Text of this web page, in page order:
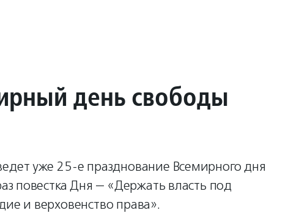
день свободы
уже 25-е празднование Всемирного дня
повестка Дня — «Держать власть под
и верховенство права».